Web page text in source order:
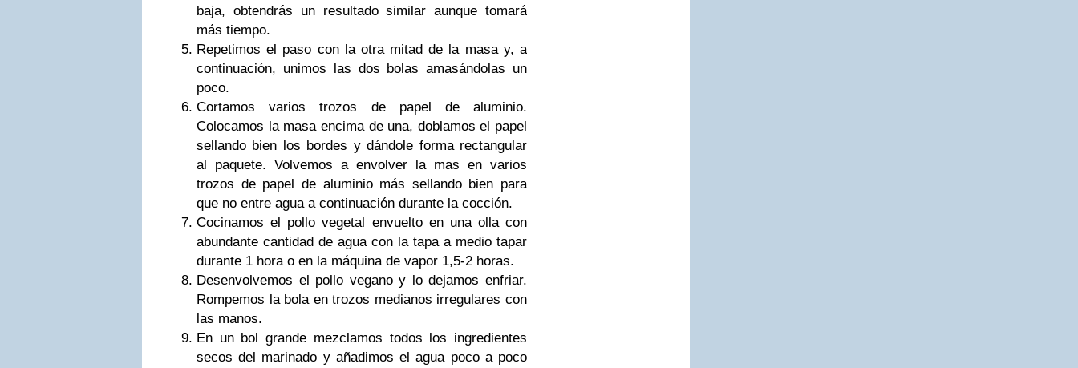
baja, obtendrás un resultado similar aunque tomará
más tiempo.
Repetimos el paso con la otra mitad de la masa y, a
continuación, unimos las dos bolas amasándolas un
poco.
Cortamos varios trozos de papel de aluminio.
Colocamos la masa encima de una, doblamos el papel
sellando bien los bordes y dándole forma rectangular
al paquete. Volvemos a envolver la mas en varios
trozos de papel de aluminio más sellando bien para
que no entre agua a continuación durante la cocción.
Cocinamos el pollo vegetal envuelto en una olla con
abundante cantidad de agua con la tapa a medio tapar
durante 1 hora o en la máquina de vapor 1,5-2 horas.
Desenvolvemos el pollo vegano y lo dejamos enfriar.
Rompemos la bola en trozos medianos irregulares con
las manos.
En un bol grande mezclamos todos los ingredientes
secos del marinado y añadimos el agua poco a poco